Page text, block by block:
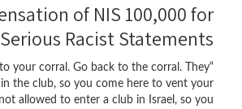
of NIS 100,000 for
Serious Racist Statements
to your corral. Go back to the corral. They
the club, so you come here to vent your
allowed to enter a club in Israel, so you